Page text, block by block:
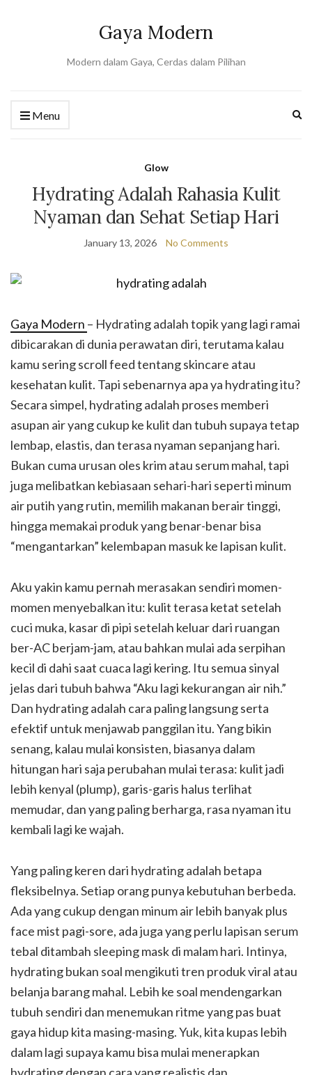
Gaya Modern
Modern dalam Gaya, Cerdas dalam Pilihan
Menu
Glow
Hydrating Adalah Rahasia Kulit
Nyaman dan Sehat Setiap Hari
January 13, 2026 No Comments
Gaya Modern – Hydrating adalah topik yang lagi ramai
dibicarakan di dunia perawatan diri, terutama kalau
kamu sering scroll feed tentang skincare atau
kesehatan kulit. Tapi sebenarnya apa ya hydrating itu?
Secara simpel, hydrating adalah proses memberi
asupan air yang cukup ke kulit dan tubuh supaya tetap
lembap, elastis, dan terasa nyaman sepanjang hari.
Bukan cuma urusan oles krim atau serum mahal, tapi
juga melibatkan kebiasaan sehari-hari seperti minum
air putih yang rutin, memilih makanan berair tinggi,
hingga memakai produk yang benar-benar bisa
“mengantarkan” kelembapan masuk ke lapisan kulit.
Aku yakin kamu pernah merasakan sendiri momen-
momen menyebalkan itu: kulit terasa ketat setelah
cuci muka, kasar di pipi setelah keluar dari ruangan
ber-AC berjam-jam, atau bahkan mulai ada serpihan
kecil di dahi saat cuaca lagi kering. Itu semua sinyal
jelas dari tubuh bahwa “Aku lagi kekurangan air nih.”
Dan hydrating adalah cara paling langsung serta
efektif untuk menjawab panggilan itu. Yang bikin
senang, kalau mulai konsisten, biasanya dalam
hitungan hari saja perubahan mulai terasa: kulit jadi
lebih kenyal (plump), garis-garis halus terlihat
memudar, dan yang paling berharga, rasa nyaman itu
kembali lagi ke wajah.
Yang paling keren dari hydrating adalah betapa
fleksibelnya. Setiap orang punya kebutuhan berbeda.
Ada yang cukup dengan minum air lebih banyak plus
face mist pagi-sore, ada juga yang perlu lapisan serum
tebal ditambah sleeping mask di malam hari. Intinya,
hydrating bukan soal mengikuti tren produk viral atau
belanja barang mahal. Lebih ke soal mendengarkan
tubuh sendiri dan menemukan ritme yang pas buat
gaya hidup kita masing-masing. Yuk, kita kupas lebih
dalam lagi supaya kamu bisa mulai menerapkan